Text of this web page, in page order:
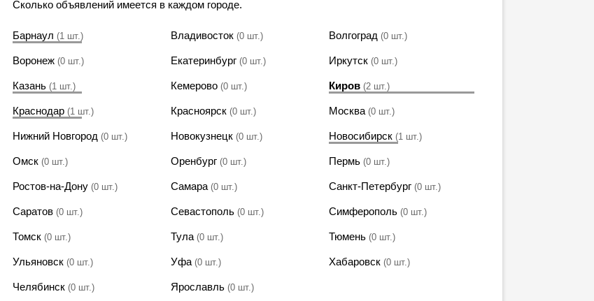
Сколько объявлений имеется в каждом городе.
Барнаул (1 шт.) Владивосток (0 шт.) Волгоград (0 шт.)
Воронеж (0 шт.) Екатеринбург (0 шт.) Иркутск (0 шт.)
Казань (1 шт.) Кемерово (0 шт.) Киров (2 шт.)
Краснодар (1 шт.) Красноярск (0 шт.) Москва (0 шт.)
Нижний Новгород (0 шт.) Новокузнецк (0 шт.) Новосибирск (1 шт.)
Омск (0 шт.) Оренбург (0 шт.) Пермь (0 шт.)
Ростов-на-Дону (0 шт.) Самара (0 шт.) Санкт-Петербург (0 шт.)
Саратов (0 шт.) Севастополь (0 шт.) Симферополь (0 шт.)
Томск (0 шт.) Тула (0 шт.) Тюмень (0 шт.)
Ульяновск (0 шт.) Уфа (0 шт.) Хабаровск (0 шт.)
Челябинск (0 шт.) Ярославль (0 шт.)